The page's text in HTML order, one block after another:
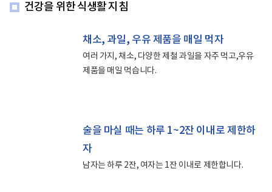
건강을 위한 식생활 지침
채소, 과일, 우유 제품을 매일 먹자
여러 가지, 채소, 다양한 제철 과일을 자주 먹고,우유
제품을 매일 먹습니다.
술을 마실 때는 하루 1~2잔 이내로 제한하
자
남자는 하루 2잔, 여자는 1잔 이내로 제한합니다.